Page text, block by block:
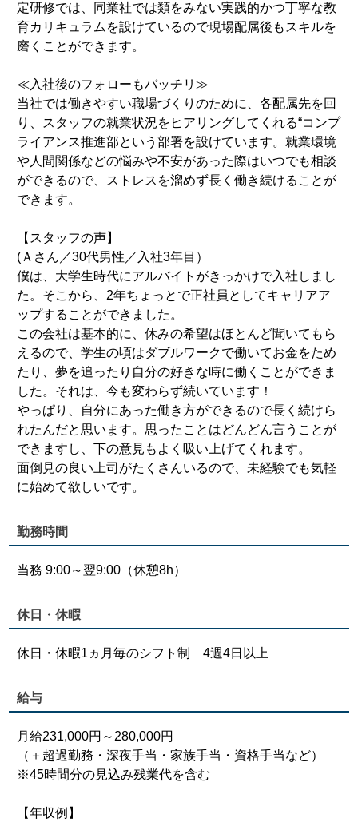
定研修では、同業社では類をみない実践的かつ丁寧な教
育カリキュラムを設けているので現場配属後もスキルを
磨くことができます。
≪入社後のフォローもバッチリ≫
当社では働きやすい職場づくりのために、各配属先を回
り、スタッフの就業状況をヒアリングしてくれる“コンプ
ライアンス推進部という部署を設けています。就業環境
や人間関係などの悩みや不安があった際はいつでも相談
ができるので、ストレスを溜めず長く働き続けることが
できます。
【スタッフの声】
(Ａさん／30代男性／入社3年目）
僕は、大学生時代にアルバイトがきっかけで入社しまし
た。そこから、2年ちょっとで正社員としてキャリアア
ップすることができました。
この会社は基本的に、休みの希望はほとんど聞いてもら
えるので、学生の頃はダブルワークで働いてお金をため
たり、夢を追ったり自分の好きな時に働くことができま
した。それは、今も変わらず続いています！
やっぱり、自分にあった働き方ができるので長く続けら
れたんだと思います。思ったことはどんどん言うことが
できますし、下の意見もよく吸い上げてくれます。
面倒見の良い上司がたくさんいるので、未経験でも気軽
に始めて欲しいです。
勤務時間
当務 9:00～翌9:00（休憩8h）
休日・休暇
休日・休暇1ヵ月毎のシフト制 4週4日以上
給与
月給231,000円～280,000円
（＋超過勤務・深夜手当・家族手当・資格手当など）
※45時間分の見込み残業代を含む
【年収例】